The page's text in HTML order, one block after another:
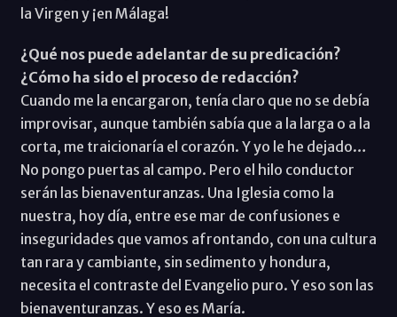
la Virgen y ¡en Málaga!
¿Qué nos puede adelantar de su predicación?
¿Cómo ha sido el proceso de redacción?
Cuando me la encargaron, tenía claro que no se debía
improvisar, aunque también sabía que a la larga o a la
corta, me traicionaría el corazón. Y yo le he dejado…
No pongo puertas al campo. Pero el hilo conductor
serán las bienaventuranzas. Una Iglesia como la
nuestra, hoy día, entre ese mar de confusiones e
inseguridades que vamos afrontando, con una cultura
tan rara y cambiante, sin sedimento y hondura,
necesita el contraste del Evangelio puro. Y eso son las
bienaventuranzas. Y eso es María.